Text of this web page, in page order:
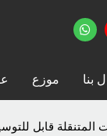
موزع بنا
المتنقلة قابل